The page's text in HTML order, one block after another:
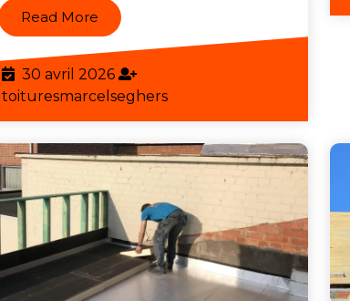
Read More Read
More
30 avril 202630
avril
2026
toituresmarcelsegherstoituresmarcelseghers